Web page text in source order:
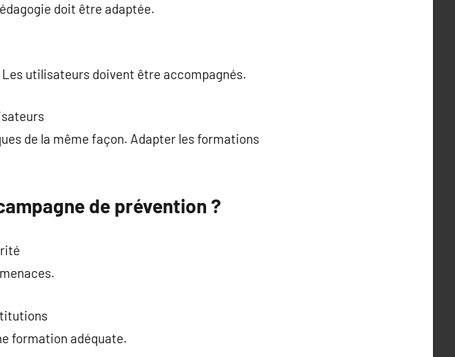
doit être adaptée.
utilisateurs doivent être accompagnés.
de la même façon. Adapter les formations
de prévention ?
formation adéquate.